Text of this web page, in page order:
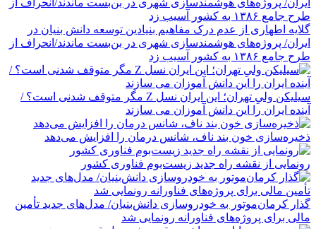
گلایه اطهاری از عدم درک مفاهیم بنیادین توسعه دانش بنیان در
ایران/ پروژه‌های هوشمندسازی شهری در بن‌بست ماندند/انحراف از
طرح جامع ۱۳۸۶ به کشور آسیب زد
سیلیکن ولیِ تهران؛ این ایران نسل Z مگر متوقف شدنی است؟ /
آینده ایران را این دانش آموزان می سازند
ذخیره‌سازی خون بند ناف، شانس درمان را افزایش می‌دهد
رونمایی از نقشه راه جدید زیست‌بوم فناوری کشور
گذار کرمان‌موتور به خودروسازی دانش‌بنیان/ مدل‌های جدید تأمین
مالی برای پروژه‌های فناورانه رونمایی شد